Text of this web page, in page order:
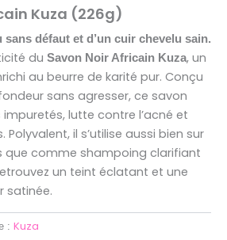
Kuza (226g)
sans défaut et d’un cuir chevelu sain.
du Savon Noir Africain Kuza, un
au beurre de karité pur. Conçu
sans agresser, ce savon
lutte contre l’acné et
il s’utilise aussi bien sur
que comme shampoing clarifiant
un teint éclatant et une
satinée.
: Kuza